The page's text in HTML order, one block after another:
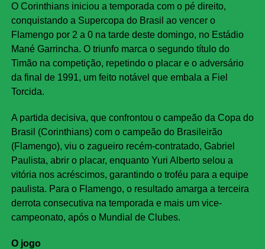
Share
O Corinthians iniciou a temporada com o pé direito,
conquistando a Supercopa do Brasil ao vencer o
Flamengo por 2 a 0 na tarde deste domingo, no Estádio
Mané Garrincha. O triunfo marca o segundo título do
Timão na competição, repetindo o placar e o adversário
da final de 1991, um feito notável que embala a Fiel
Torcida.
A partida decisiva, que confrontou o campeão da Copa do
Brasil (Corinthians) com o campeão do Brasileirão
(Flamengo), viu o zagueiro recém-contratado, Gabriel
Paulista, abrir o placar, enquanto Yuri Alberto selou a
vitória nos acréscimos, garantindo o troféu para a equipe
paulista. Para o Flamengo, o resultado amarga a terceira
derrota consecutiva na temporada e mais um vice-
campeonato, após o Mundial de Clubes.
O jogo